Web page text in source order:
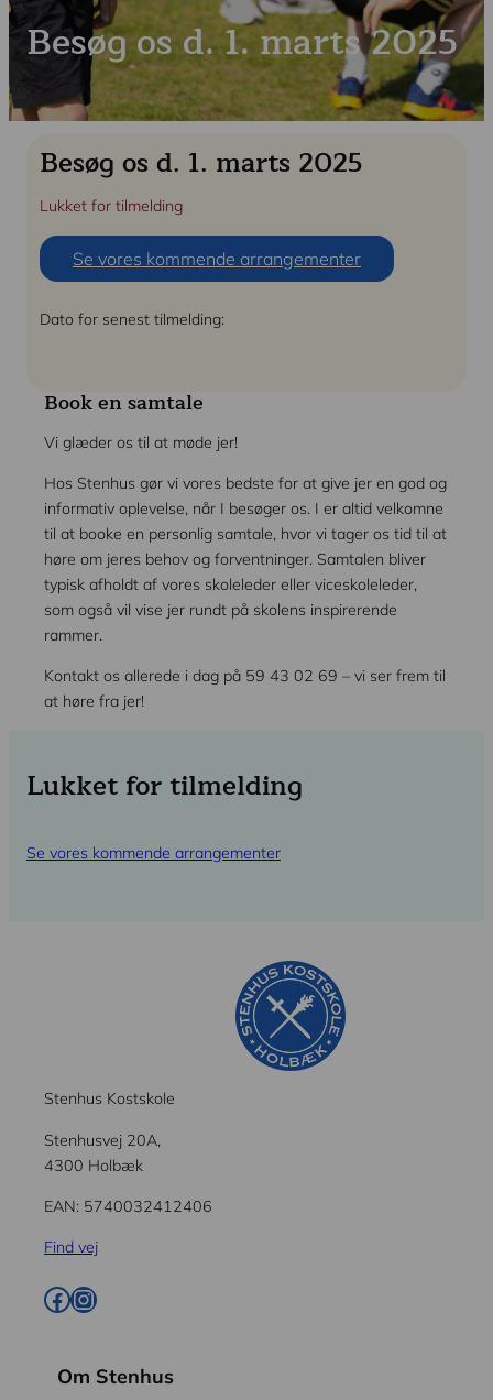
Kontakt
Besøg os d. 1. marts 2025
Book en samtale
Vi glæder os til at møde jer!
Hos Stenhus gør vi vores bedste for at give jer en god og
informativ oplevelse, når I besøger os. I er altid velkomne
til at booke en personlig samtale, hvor vi tager os tid til at
høre om jeres behov og forventninger. Samtalen bliver
typisk afholdt af vores skoleleder eller viceskoleleder,
som også vil vise jer rundt på skolens inspirerende
rammer.
Kontakt os allerede i dag på 59 43 02 69 – vi ser frem til
at høre fra jer!
Besøg os d. 1. marts 2025
Lukket for tilmelding
Se vores kommende arrangementer
Dato for senest tilmelding:
Lukket for tilmelding
Se vores kommende arrangementer
Stenhus Kostskole
Stenhusvej 20A,
4300 Holbæk
EAN: 5740032412406
Find vej
Facebook
Instagram
Om Stenhus